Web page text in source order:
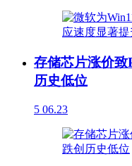
存储芯片涨价致
历史低位
5 06.23